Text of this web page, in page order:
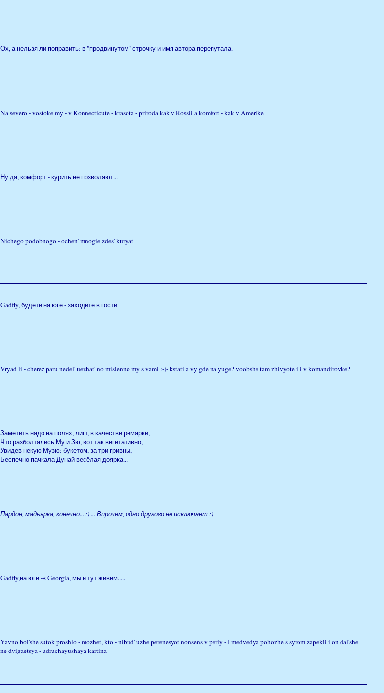
Ох, а нельзя ли поправить: в "продвинутом" строчку и имя автора перепутала.
Na severo - vostoke my - v Konnecticute - krasota - priroda kak v Rossii a komfort - kak v Amerike
Ну да, комфорт - курить не позволяют...
Nichego podobnogo - ochen' mnogie zdes' kuryat
Gadfly, будете на юге - заходите в гости
Vryad li - cherez paru nedel' uezhat' no mislenno my s vami :-)- kstati a vy gde na yuge? voobshe tam zhivyote ili v komandirovke?
Заметить надо на полях, лиш, в качестве ремарки,
Что разболтались Му и Зю, вот так вегетативно,
Увидев некую Музю: букетом, за три гривны,
Беспечно пачкала Дунай весёлая доярка...
Пардон, мадьярка, конечно... :) ... Впрочем, одно другого не исключает :)
Gadfly,на юге -в Georgia, мы и тут живем.....
Yavno bol'she sutok proshlo - mozhet, kto - nibud' uzhe perenesyot nonsens v perly - I medvedya pohozhe s syrom zapekli i on dal'she
ne dvigaetsya - udruchayushaya kartina